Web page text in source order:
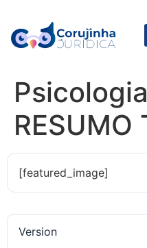
RESUMO
[featured_image]
Version